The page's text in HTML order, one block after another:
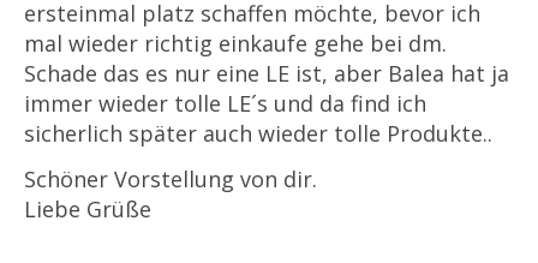
ersteinmal platz schaffen möchte, bevor ich
mal wieder richtig einkaufe gehe bei dm.
Schade das es nur eine LE ist, aber Balea hat ja
immer wieder tolle LE´s und da find ich
sicherlich später auch wieder tolle Produkte..
Schöner Vorstellung von dir.
Liebe Grüße